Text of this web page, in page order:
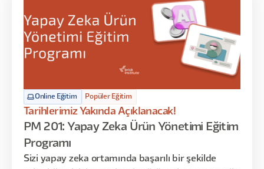
Online Eğitim Popüler Eğitim
Tarihlerimiz Yakında Açıklanacak!
PM 201: Yapay Zeka Ürün Yönetimi Eğitim
Programı
Sizi yapay zeka ortamında başarılı bir şekilde